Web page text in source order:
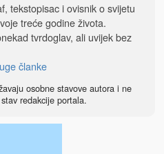
tekstopisac i ovisnik o svijetu
treće godine života.
tvrdoglav, ali uvijek bez
članke
osobne stavove autora i ne
redakcije portala.